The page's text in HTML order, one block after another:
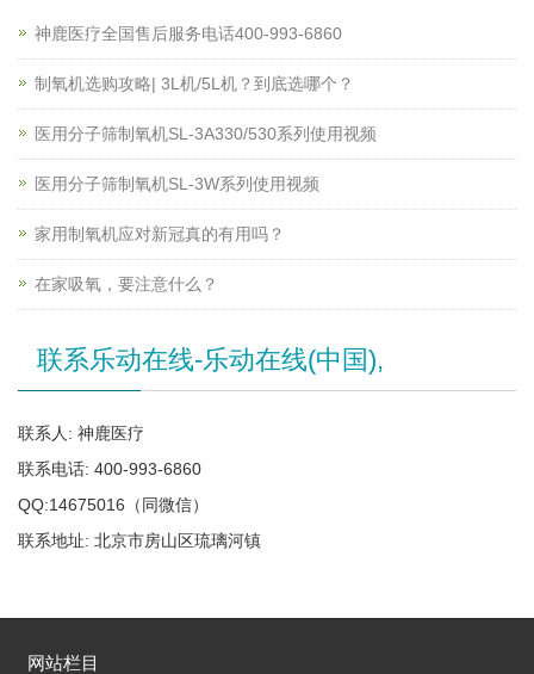
神鹿医疗全国售后服务电话400-993-6860
制氧机选购攻略| 3L机/5L机？到底选哪个？
医用分子筛制氧机SL-3A330/530系列使用视频
医用分子筛制氧机SL-3W系列使用视频
家用制氧机应对新冠真的有用吗？
在家吸氧，要注意什么？
联系乐动在线-乐动在线(中国),
联系人: 神鹿医疗
联系电话: 400-993-6860
QQ:14675016（同微信）
联系地址: 北京市房山区琉璃河镇
网站栏目